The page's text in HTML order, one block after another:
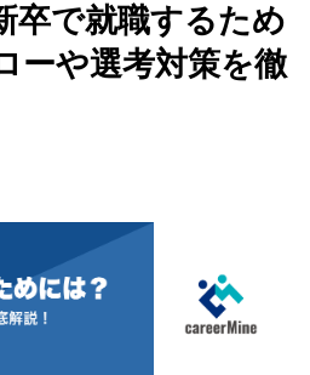
卒で就職するため
ーや選考対策を徹